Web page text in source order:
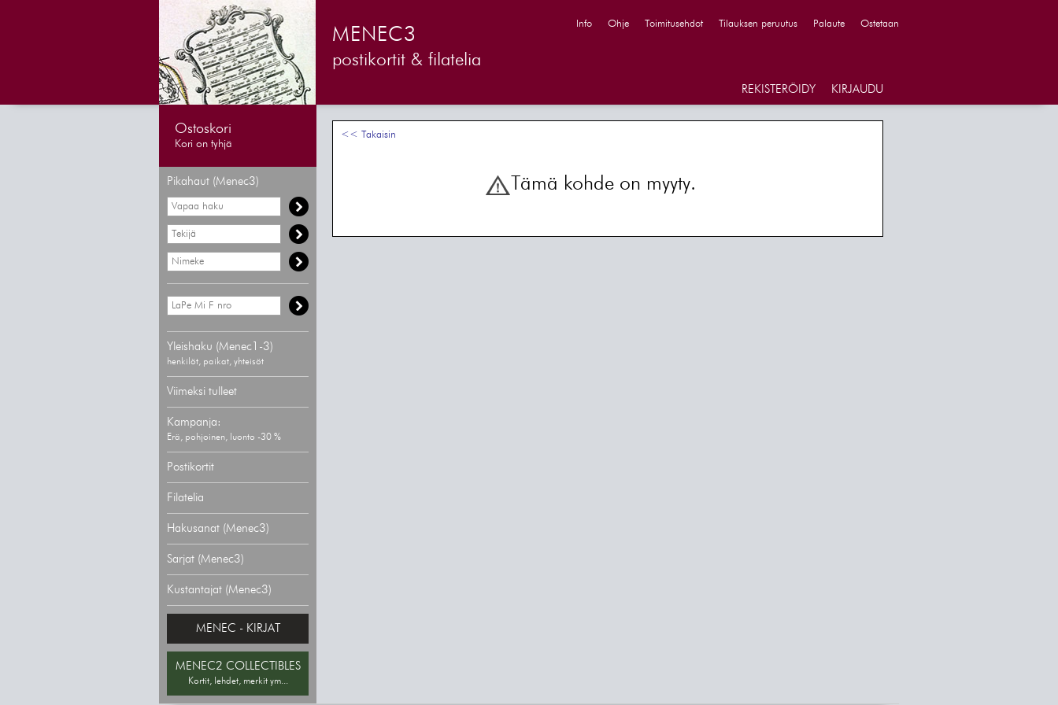
MENEC3
postikortit & filatelia
Info Ohje Toimitusehdot Tilauksen peruutus Palaute Ostetaan
REKISTERÖIDY KIRJAUDU
Ostoskori
Kori on tyhjä
Pikahaut (Menec3)
Yleishaku (Menec1-3)
henkilöt, paikat, yhteisöt
Viimeksi tulleet
Kampanja:
Erä, pohjoinen, luonto -30 %
Postikortit
Filatelia
Hakusanat (Menec3)
Sarjat (Menec3)
Kustantajat (Menec3)
MENEC - KIRJAT
MENEC2 COLLECTIBLES
Kortit, lehdet, merkit ym...
<< Takaisin
Tämä kohde on myyty.